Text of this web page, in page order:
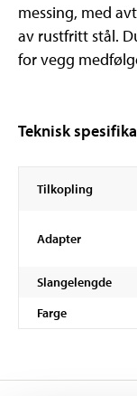
messing, med
av rustfritt stål.
for vegg
Teknisk
Tilkopling
Adapter
Slangelengde
Farge